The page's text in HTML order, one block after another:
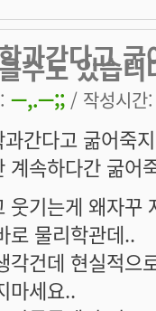
과간다고
수도 있습니
ㅡ,.ㅡ;; / 작성시
과간다고 굶어죽
계속하다간 굶어
웃기는게 왜자꾸
로 물리학관데..
각건데 현실적으
마세요..